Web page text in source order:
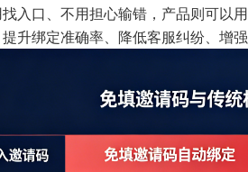
入口、不用担心输错，产品则可以
升绑定准确率、降低客服纠纷、增